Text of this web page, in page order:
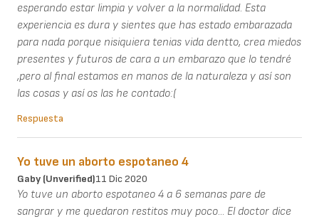
esperando estar limpia y volver a la normalidad. Esta
experiencia es dura y sientes que has estado embarazada
para nada porque nisiquiera tenias vida dentto, crea miedos
presentes y futuros de cara a un embarazo que lo tendré
,pero al final estamos en manos de la naturaleza y así son
las cosas y así os las he contado:(
Respuesta
Yo tuve un aborto espotaneo 4
Gaby (unverified)11 Dic 2020
Yo tuve un aborto espotaneo 4 a 6 semanas pare de
sangrar y me quedaron restitos muy poco... El doctor dice